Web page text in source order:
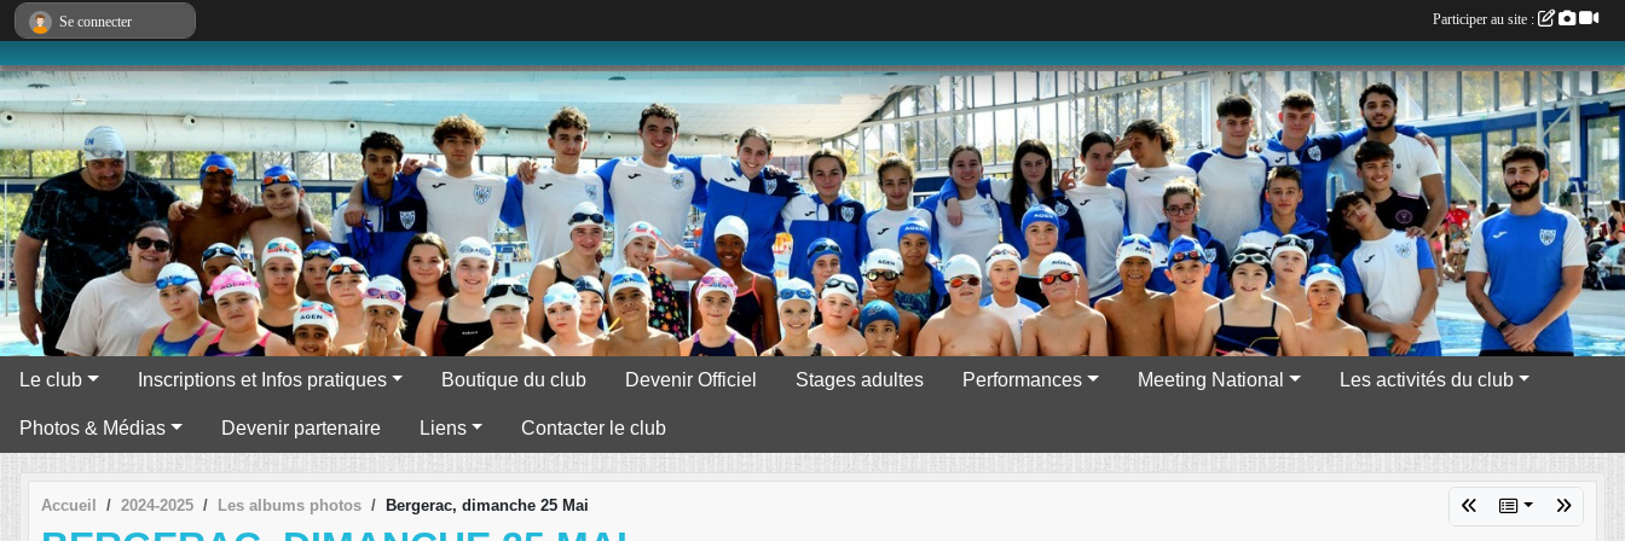
Le club Inscriptions et Infos pratiques Boutique du club Devenir Officiel Stages adultes Performances Meeting National Les activités du club
Photos & Médias Devenir partenaire Liens Contacter le club
Accueil 2024-2025 Les albums photos Bergerac, dimanche 25 Mai
Se connecter Participer au site :
Panneau de gestion des cookies